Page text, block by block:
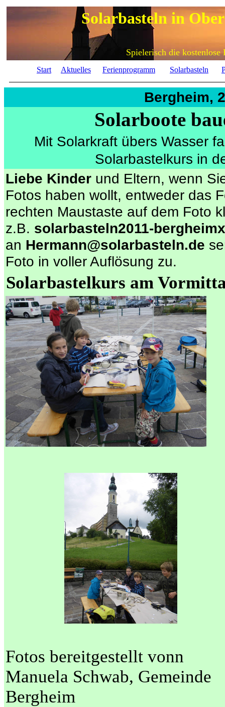
Solarbasteln in
Spielerisch die
Start Aktuelles Ferienprogramm Solarbasteln
Bergheim,
Solarboote
Mit Solarkraft übers Wasser
Solarbastelkurs in
Liebe Kinder und Eltern, wenn
Fotos haben wollt, entweder das
rechten Maustaste auf dem Foto
z.B. solarbasteln2011-
an Hermann@solarbasteln.de
Foto in voller Auflösung zu.
Solarbastelkurs am
Fotos bereitgestellt vonn
Manuela Schwab, Gemeinde
Bergheim